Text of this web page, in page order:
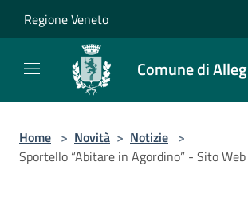
Regione Veneto
Comune di
Home > Novità > Notizie >
Sportello “Abitare in Agordino” - Sito